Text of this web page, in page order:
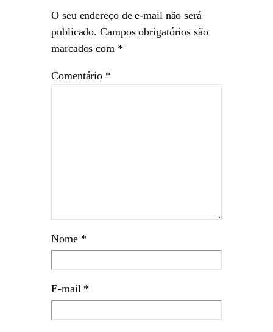
O seu endereço de e-mail não será
publicado. Campos obrigatórios são
marcados com *
Comentário *
Nome *
E-mail *